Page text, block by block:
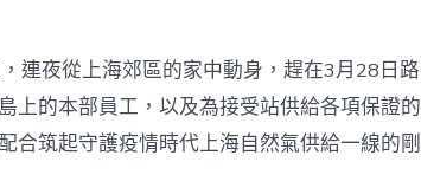
連夜從上海郊區的家中動身，趕在3月28日路
上的本部員工，以及為接受站供給各項保證的
合筑起守護疫情時代上海自然氣供給一線的剛